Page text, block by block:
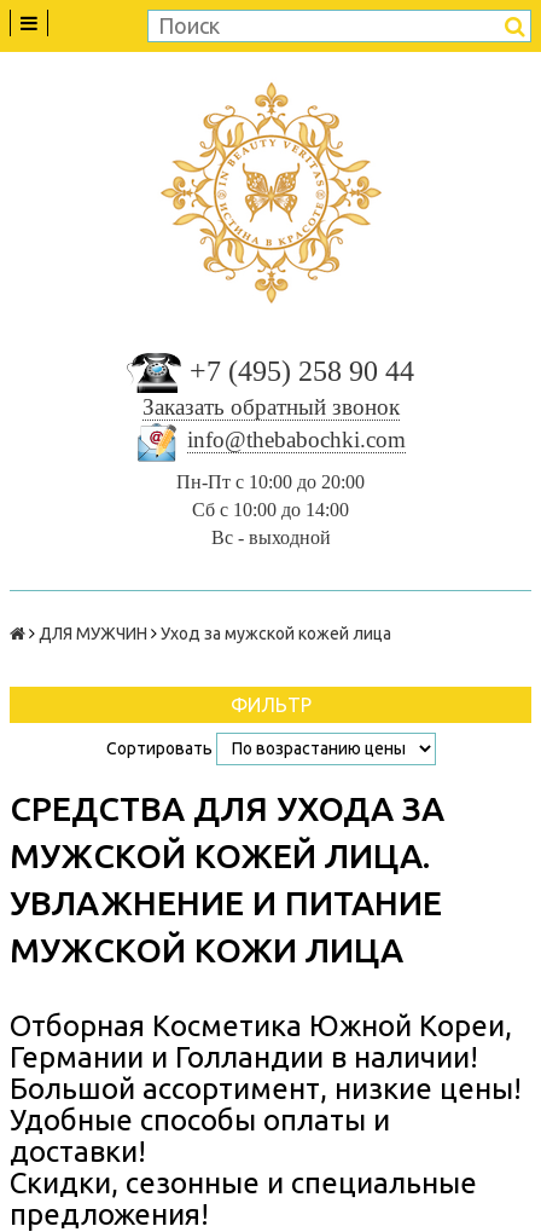
+7 (495) 258 90 44
Заказать обратный звонок
info@thebabochki.com
Пн-Пт с 10:00 до 20:00
Сб с 10:00 до 14:00
Вс - выходной
ДЛЯ МУЖЧИН Уход за мужской кожей лица
ФИЛЬТР
Сортировать
СРЕДСТВА ДЛЯ УХОДА ЗА
МУЖСКОЙ КОЖЕЙ ЛИЦА.
УВЛАЖНЕНИЕ И ПИТАНИЕ
МУЖСКОЙ КОЖИ ЛИЦА
Отборная Косметика Южной Кореи,
Германии и Голландии в наличии!
Большой ассортимент, низкие цены!
Удобные способы оплаты и
доставки!
Скидки, сезонные и специальные
предложения!